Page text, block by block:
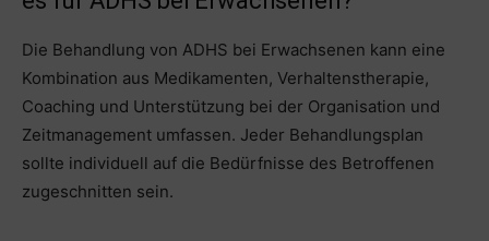
Die Behandlung von ADHS bei Erwachsenen kann eine
Kombination aus Medikamenten, Verhaltenstherapie,
Coaching und Unterstützung bei der Organisation und
Zeitmanagement umfassen. Jeder Behandlungsplan
sollte individuell auf die Bedürfnisse des Betroffenen
zugeschnitten sein.